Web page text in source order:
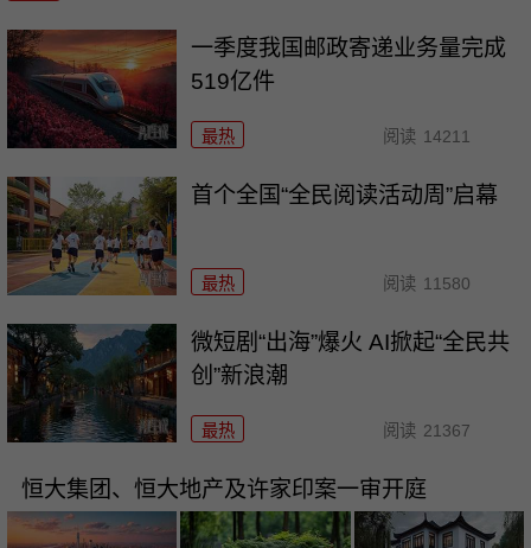
一季度我国邮政寄递业务量完成
519亿件
最热 阅读 14211
首个全国“全民阅读活动周”启幕
最热 阅读 11580
微短剧“出海”爆火 AI掀起“全民共
创”新浪潮
最热 阅读 21367
恒大集团、恒大地产及许家印案一审开庭